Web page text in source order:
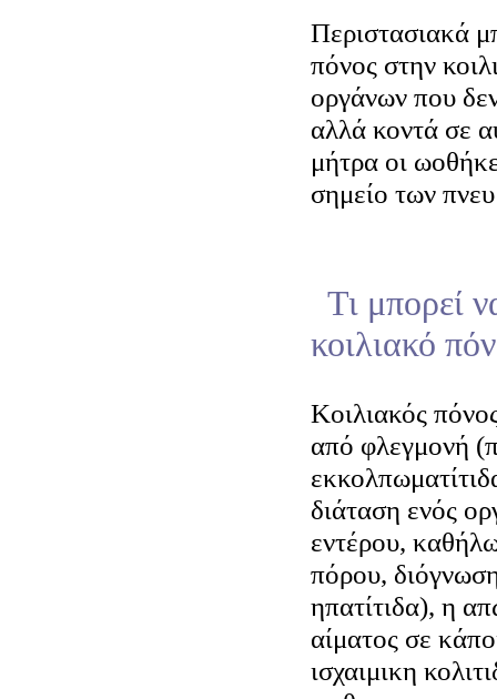
Περιστασιακά
πόνος στην
οργάνων που
αλλά κοντά σε
μήτρα οι
σημείο των
Τι μπορεί
κοιλιακό
Κοιλιακός
από φλεγμονή
διάταση ενός
εντέρου,
πόρου,
ηπατίτιδα), η
αίματος σε
ισχαιμικη